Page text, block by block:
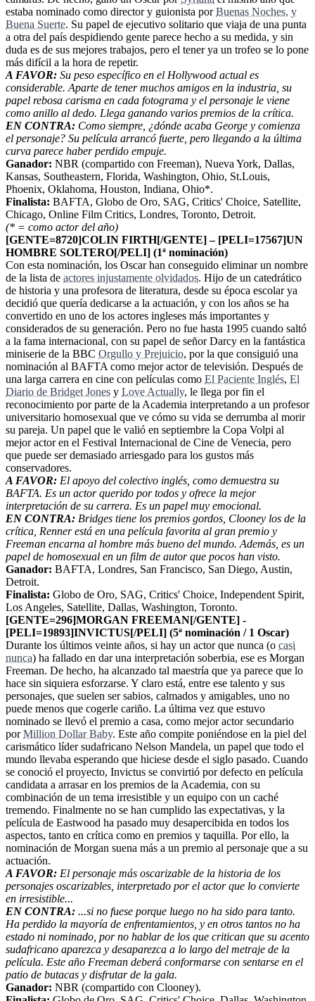
estaba nominado como director y guionista porBuenas Noches, y
Buena Suerte. Su papel de ejecutivo solitario que viaja de una punta
a otra del país despidiendo gente parece hecho a su medida, y sin
duda es de sus mejores trabajos, pero el tener ya un trofeo se lo pone
más difícil a la hora de repetir.
A FAVOR: Su peso específico en el Hollywood actual es
considerable. Aparte de tener muchos amigos en la industria, su
papel rebosa carisma en cada fotograma y el personaje le viene
como anillo al dedo. Llega ganando varios premios de la crítica.
EN CONTRA: Como siempre, ¿dónde acaba George y comienza
el personaje? Su película arrancó fuerte, pero llegando a la última
curva parece haber perdido empuje.
Ganador: NBR (compartido con Freeman), Nueva York, Dallas,
Kansas, Southeastern, Florida, Washington, Ohio, St.Louis,
Phoenix, Oklahoma, Houston, Indiana, Ohio*.
Finalista: BAFTA, Globo de Oro, SAG, Critics' Choice, Satellite,
Chicago, Online Film Critics, Londres, Toronto, Detroit.
(* = como actor del año)
[GENTE=8720]COLIN FIRTH[/GENTE] – [PELI=17567]UN
HOMBRE SOLTERO[/PELI] (1ª nominación)
Con esta nominación, los Oscar han conseguido eliminar un nombre
de la lista de actores injustamente olvidados. Hijo de un catedrático
de historia y una profesora de literatura, desde su época escolar ya
decidió que quería dedicarse a la actuación, y con los años se ha
convertido en uno de los actores ingleses más importantes y
considerados de su generación. Pero no fue hasta 1995 cuando saltó
a la fama internacional, con su papel de señor Darcy en la fantástica
miniserie de la BBC Orgullo y Prejuicio, por la que consiguió una
nominación al BAFTA como mejor actor de televisión. Después de
una larga carrera en cine con películas como El Paciente Inglés, El
Diario de Bridget Jones y Love Actually, le llega por fin el
reconocimiento por parte de la Academia interpretando a un profesor
universitario homosexual que ve cómo su vida se derrumba al morir
su pareja. Un papel que le valió en septiembre la Copa Volpi al
mejor actor en el Festival Internacional de Cine de Venecia, pero
que puede ser demasiado arriesgado para los gustos más
conservadores.
A FAVOR: El apoyo del colectivo inglés, como demuestra su
BAFTA. Es un actor querido por todos y ofrece la mejor
interpretación de su carrera. Es un papel muy emocional.
EN CONTRA: Bridges tiene los premios gordos, Clooney los de la
crítica, Renner está en una película favorita al gran premio y
Freeman encarna al hombre más bueno del mundo. Además, es un
papel de homosexual en un film de autor que pocos han visto.
Ganador: BAFTA, Londres, San Francisco, San Diego, Austin,
Detroit.
Finalista: Globo de Oro, SAG, Critics' Choice, Independent Spirit,
Los Angeles, Satellite, Dallas, Washington, Toronto.
[GENTE=296]MORGAN FREEMAN[/GENTE] -
[PELI=19893]INVICTUS[/PELI] (5ª nominación / 1 Oscar)
Durante los últimos veinte años, si hay un actor que nunca (o casi
nunca) ha fallado en dar una interpretación soberbia, ese es Morgan
Freeman. De hecho, ha alcanzado tal maestría que ya parece que lo
hace sin siquiera esforzarse. Y claro está, entre ese talento y sus
personajes, que suelen ser sabios, calmados y amigables, uno no
puede menos que cogerle cariño. La última vez que estuvo
nominado se llevó el premio a casa, como mejor actor secundario
porMillion Dollar Baby. Este año compite poniéndose en la piel del
carismático líder sudafricano Nelson Mandela, un papel que todo el
mundo llevaba esperando que hiciese desde el siglo pasado. Cuando
se conoció el proyecto, Invictus se convirtió por defecto en película
candidata a arrasar en los premios de la Academia, con su
combinación de un tema irresistible y un equipo con un caché
tremendo. Finalmente no se han cumplido las expectativas, y la
película de Eastwood ha pasado muy desapercibida en todos los
aspectos, tanto en crítica como en premios y taquilla. Por ello, la
nominación de Morgan suena más a un premio al personaje que a su
actuación.
A FAVOR: El personaje más oscarizable de la historia de los
personajes oscarizables, interpretado por el actor que lo convierte
en irresistible...
EN CONTRA: ...si no fuese porque luego no ha sido para tanto.
Ha perdido la mayoría de enfrentamientos, y en otros tantos no ha
estado ni nominado, por no hablar de los que critican que su acento
sudafricano aparezca y desaparezca a lo largo del metraje de la
película. Este año Freeman deberá conformarse con sentarse en el
patio de butacas y disfrutar de la gala.
Ganador: NBR (compartido con Clooney).